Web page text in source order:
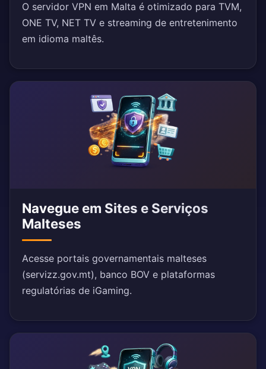
O servidor VPN em Malta é otimizado para TVM,
ONE TV, NET TV e streaming de entretenimento
em idioma maltês.
Navegue em Sites e Serviços
Malteses
Acesse portais governamentais malteses
(servizz.gov.mt), banco BOV e plataformas
regulatórias de iGaming.